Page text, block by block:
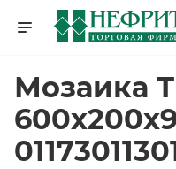
Мозаика